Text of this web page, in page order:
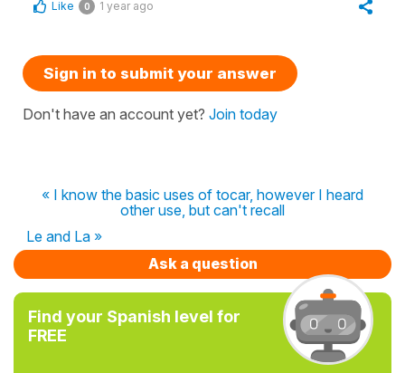
Like 0 1 year ago
Sign in to submit your answer
Don't have an account yet? Join today
« I know the basic uses of tocar, however I heard
other use, but can't recall
Le and La »
Ask a question
Find your Spanish level for
FREE